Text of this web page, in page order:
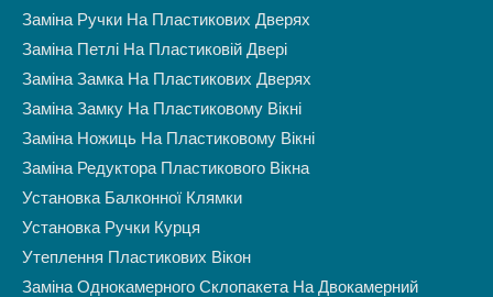
Заміна Ручки На Пластикових Дверях
Заміна Петлі На Пластиковій Двері
Заміна Замка На Пластикових Дверях
Заміна Замку На Пластиковому Вікні
Заміна Ножиць На Пластиковому Вікні
Заміна Редуктора Пластикового Вікна
Установка Балконної Клямки
Установка Ручки Курця
Утеплення Пластикових Вікон
Заміна Однокамерного Склопакета На Двокамерний